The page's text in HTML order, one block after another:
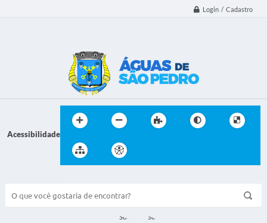
Login / Cadastro
Acessibilidade